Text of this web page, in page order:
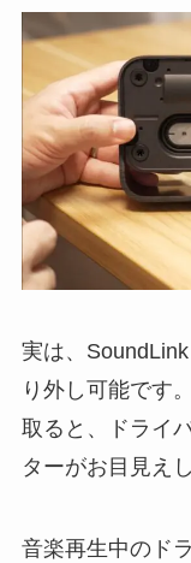
実は、
り外し可能です。
取ると、ドライ
ターがお目見え
音楽再生中のド